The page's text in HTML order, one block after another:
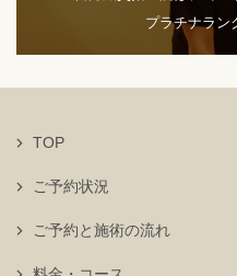
プラチナランク
TOP
ご予約状況
ご予約と施術の流れ